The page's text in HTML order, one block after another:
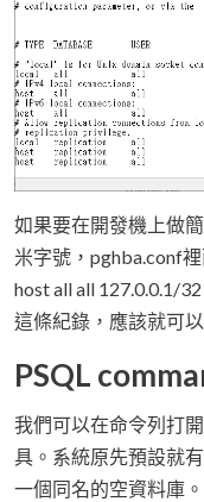
如果要在開發機上做
米字號，pghba.conf
host all all 127.0.0.1/
這條紀錄，應該就可
PSQL
我們可以在命令列打
具。系統原先預設就
一個同名的空資料庫